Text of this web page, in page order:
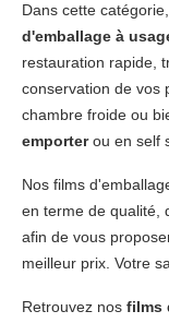
Dans cette
d'emballage à
restauration rapide,
conservation de vos
chambre froide ou
emporterou en self
Nos films
en terme de qualité,
afin de vous
meilleur prix. Votre
Retrouvez nos films